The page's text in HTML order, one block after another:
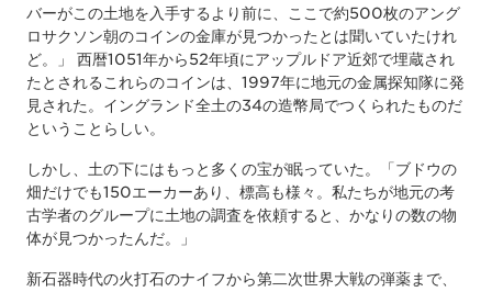
バーがこの土地を入手するより前に、ここで約500枚のアング
ロサクソン朝のコインの金庫が見つかったとは聞いていたけれ
ど。」 西暦1051年から52年頃にアップルドア近郊で埋蔵され
たとされるこれらのコインは、1997年に地元の金属探知隊に発
見された。イングランド全土の34の造幣局でつくられたものだ
ということらしい。
しかし、土の下にはもっと多くの宝が眠っていた。「ブドウの
畑だけでも150エーカーあり、標高も様々。私たちが地元の考
古学者のグループに土地の調査を依頼すると、かなりの数の物
体が見つかったんだ。」
新石器時代の火打石のナイフから第二次世界大戦の弾薬まで、